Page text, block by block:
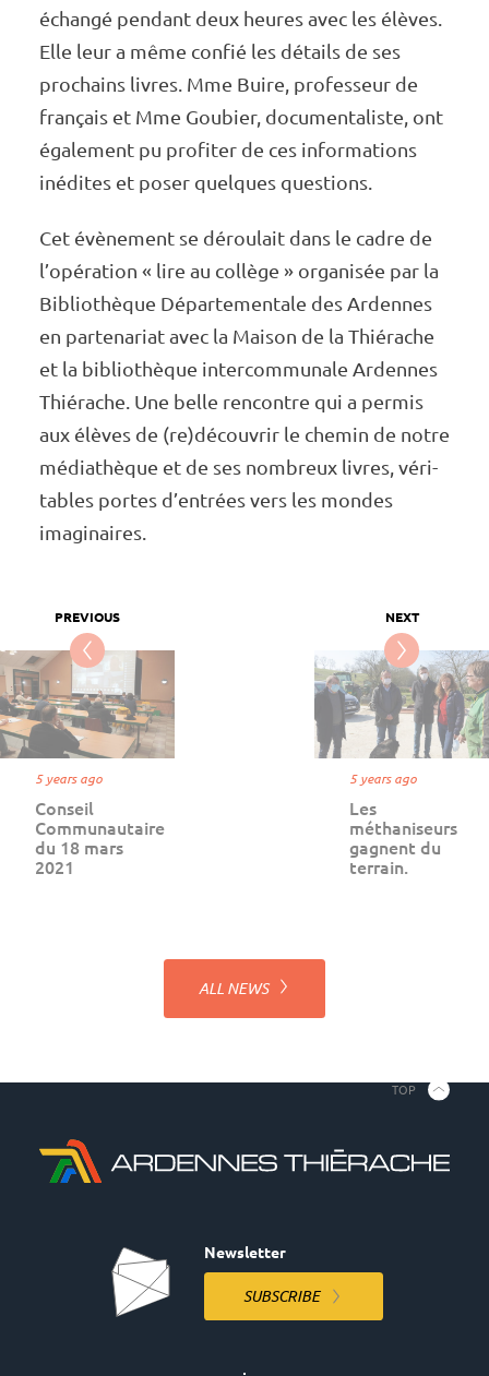
échangé pendant deux heures avec les élèves.
Elle leur a même confié les détails de ses
prochains livres. Mme Buire, profes­­­­seur de
français et Mme Goubier, docu­­­­men­­­­ta­­­­liste, ont
égale­­­­ment pu profi­­­­ter de ces infor­­­­ma­­­­tions
inédites et poser quelques ques­­­­tions.
Cet évène­­­­ment se dérou­­­­lait dans le cadre de
l’opé­­­­ra­­­­tion « lire au collège » orga­­­­ni­­­­sée par la
Biblio­­­­thèque Dépar­­­­te­­­­men­­­­tale des Ardennes
en parte­na­riat avec la Maison de la Thié­rache
et la biblio­thèque inter­com­mu­nale Ardennes
Thié­rache. Une belle rencontre qui a permis
aux élèves de (re)décou­­­­vrir le chemin de notre
média­­­­thèque et de ses nombreux livres, véri­­­­
tables portes d’en­­­­trées vers les mondes
imagi­­­­naires.
Conseil
Communautaire
du 18 mars
2021
5 years ago
Les
méthaniseurs
gagnent du
terrain.
5 years ago
ALL NEWS
Newsletter
SUBSCRIBE
TOP